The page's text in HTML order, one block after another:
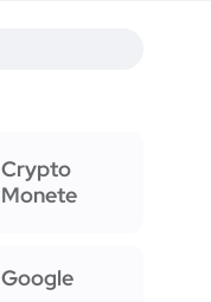
Crypto
Monete
Google